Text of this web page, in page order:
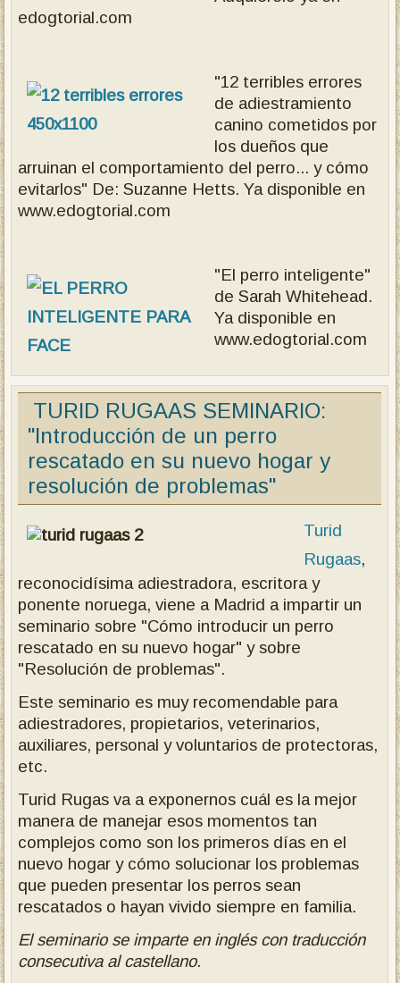
edogtorial.com
"12 terribles errores
de adiestramiento
canino cometidos por
los dueños que
arruinan el comportamiento del perro... y cómo
evitarlos" De: Suzanne Hetts. Ya disponible en
www.edogtorial.com
"El perro inteligente"
de Sarah Whitehead.
Ya disponible en
www.edogtorial.com
TURID RUGAAS SEMINARIO:
"Introducción de un perro
rescatado en su nuevo hogar y
resolución de problemas"
Turid
Rugaas,
reconocidísima adiestradora, escritora y
ponente noruega, viene a Madrid a impartir un
seminario sobre "Cómo introducir un perro
rescatado en su nuevo hogar" y sobre
"Resolución de problemas".
Este seminario es muy recomendable para
adiestradores, propietarios, veterinarios,
auxiliares, personal y voluntarios de protectoras,
etc.
Turid Rugas va a exponernos cuál es la mejor
manera de manejar esos momentos tan
complejos como son los primeros días en el
nuevo hogar y cómo solucionar los problemas
que pueden presentar los perros sean
rescatados o hayan vivido siempre en familia.
El seminario se imparte en inglés con traducción
consecutiva al castellano.